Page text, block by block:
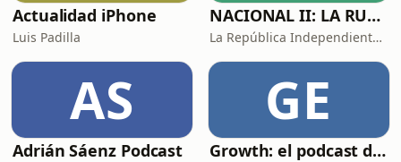
Actualidad iPhone
Luis Padilla
NACIONAL II: LA RUTA DEL EXILIO
La República Independiente de la Radio
AS
Adrián Sáenz Podcast
GE
Growth: el podcast de Product Hackers 🚀